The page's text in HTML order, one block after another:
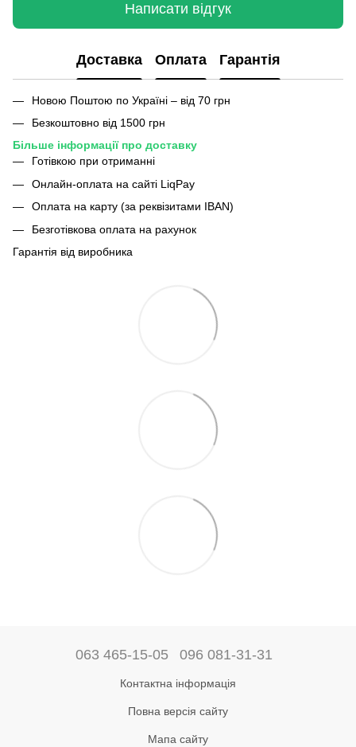
Написати відгук
Доставка Оплата Гарантія
Новою Поштою по Україні – від 70 грн
Безкоштовно від 1500 грн
Більше інформації про доставку
Готівкою при отриманні
Онлайн-оплата на сайті LiqPay
Оплата на карту (за реквізитами IBAN)
Безготівкова оплата на рахунок
Гарантія від виробника
063 465-15-05 096 081-31-31
Контактна інформація
Повна версія сайту
Мапа сайту